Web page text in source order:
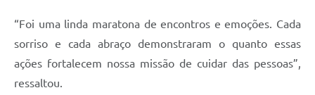
“Foi uma linda maratona de encontros e emoções. Cada
sorriso e cada abraço demonstraram o quanto essas
ações fortalecem nossa missão de cuidar das pessoas”,
ressaltou.